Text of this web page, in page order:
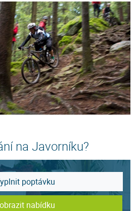
na Javorníku?
poptávku
nabídku